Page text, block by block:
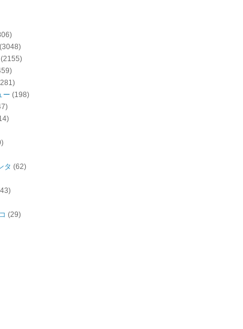
(3048)
(2155)
ー (198)
タ (62)
(29)